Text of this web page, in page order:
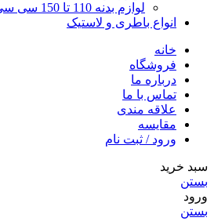
لوازم بدنه 110 تا 150 سی سی
انواع باطری و لاستیک
خانه
فروشگاه
درباره ما
تماس با ما
علاقه مندی
مقایسه
ورود / ثبت نام
سبد خرید
بستن
ورود
بستن